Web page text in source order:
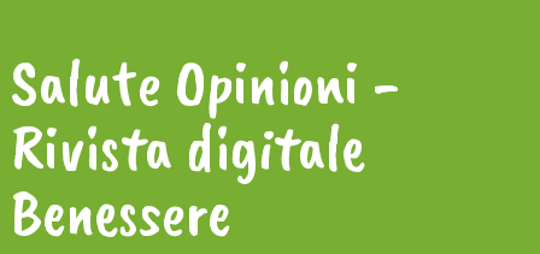
Salute Opinioni -
Rivista digitale
Benessere